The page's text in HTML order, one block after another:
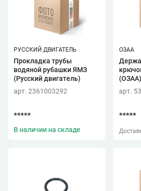
РУССКИЙ ДВИГАТЕЛЬ
Прокладка трубы
водяной рубашки ЯМЗ
(Русский двигатель)
арт. 2361003292
*****
В наличии на складе
ОЗАА
(ОЗАА)
арт.
*****